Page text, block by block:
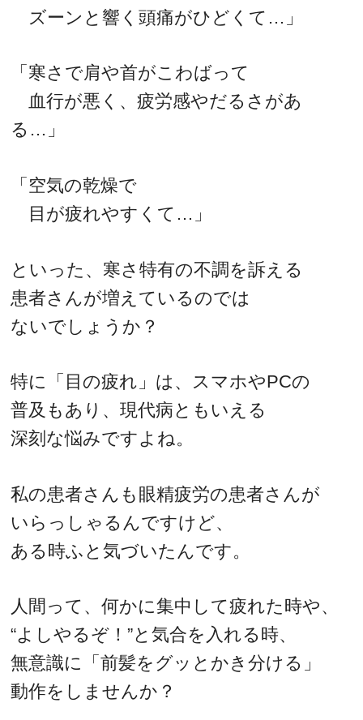
ズーンと響く頭痛がひどくて…」
「寒さで肩や首がこわばって
血行が悪く、疲労感やだるさがあ
る…」
「空気の乾燥で
目が疲れやすくて…」
といった、寒さ特有の不調を訴える
患者さんが増えているのでは
ないでしょうか？
特に「目の疲れ」は、スマホやPCの
普及もあり、現代病ともいえる
深刻な悩みですよね。
私の患者さんも眼精疲労の患者さんが
いらっしゃるんですけど、
ある時ふと気づいたんです。
人間って、何かに集中して疲れた時や、
“よしやるぞ！”と気合を入れる時、
無意識に「前髪をグッとかき分ける」
動作をしませんか？